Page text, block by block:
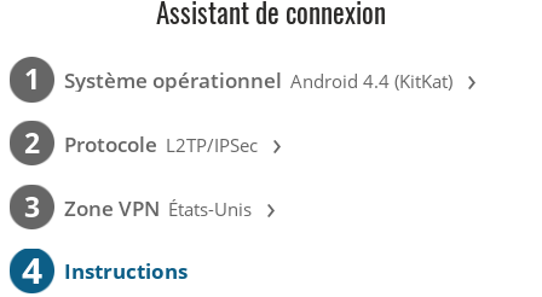
Assistant de connexion
1 Système opérationnel Android 4.4 (KitKat) ›
2 Protocole L2TP/IPSec ›
3 Zone VPN États-Unis ›
4 Instructions